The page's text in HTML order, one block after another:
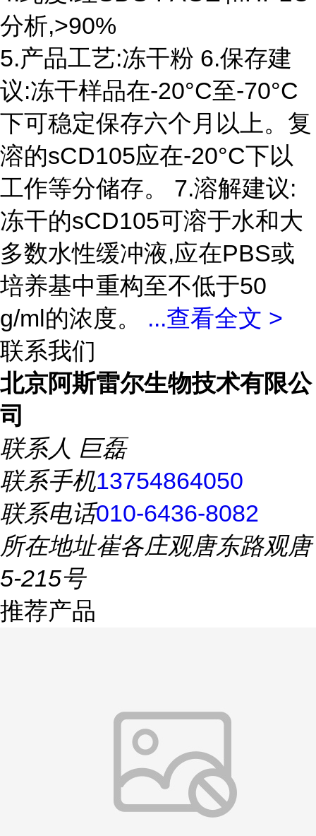
分析,>90%
5.产品工艺:冻干粉 6.保存建
议:冻干样品在-20°C至-70°C
下可稳定保存六个月以上。复
溶的sCD105应在-20°C下以
工作等分储存。 7.溶解建议:
冻干的sCD105可溶于水和大
多数水性缓冲液,应在PBS或
培养基中重构至不低于50
g/ml的浓度。 ...查看全文 >
联系我们
北京阿斯雷尔生物技术有限公
司
联系人 巨磊
联系手机13754864050
联系电话010-6436-8082
所在地址崔各庄观唐东路观唐
5-215号
推荐产品